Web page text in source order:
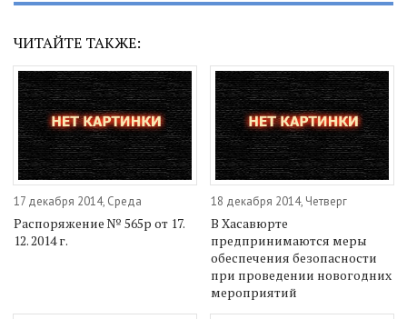
ЧИТАЙТЕ ТАКЖЕ:
17 декабря 2014, Среда
Распоряжение № 565р от 17.
12. 2014 г.
18 декабря 2014, Четверг
В Хасавюрте
предпринимаются меры
обеспечения безопасности
при проведении новогодних
мероприятий